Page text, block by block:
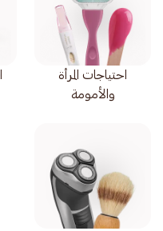
احتياجات المرأة
والأمومة